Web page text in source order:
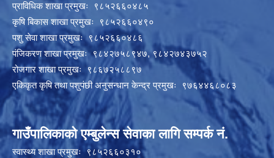
प्राविधिक शाखा प्रमुखः ९८५२६६०४८५
कृषि बिकास शाखा प्रमुखः ९८५२६६०४९०
पशु सेवा शाखा प्रमुखः ९८५२६६०४८६
पंजिकरण शाखा प्रमुखः ९८४२७५८९४७, ९८४२७४३७५२
रोजगार शाखा प्रमुखः ९८६७२५८८९७
एकिकृत कृषि तथा पशुपंछी अनुसन्धान केन्द्र प्रमुखः ९७६४४६८०८३
गाउँपालिकाको एम्बुलेन्स सेवाका लागि सम्पर्क नं.
स्वास्थ्य शाखा प्रमुखः ९८५२६६०३१०